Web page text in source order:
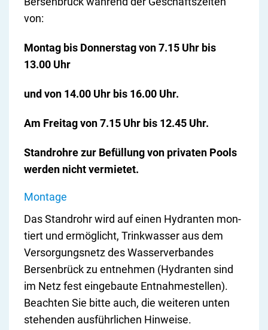
von:
Montag bis Donnerstag von 7.15 Uhr bis
13.00 Uhr
und von 14.00 Uhr bis 16.00 Uhr.
Am Freitag von 7.15 Uhr bis 12.45 Uhr.
Standrohre zur Befüllung von privaten Pools
werden nicht vermietet.
Montage
Das Stan­d­rohr wird auf ei­nen Hy­dran­ten mon­
tiert und er­mög­licht, Trink­was­ser aus dem
Ver­sor­gungs­netz des Wasserverbandes
Bersenbrück zu ent­neh­men (Hy­dran­ten sind
im Netz fest ein­ge­bau­te Ent­nah­me­stel­len).
Beachten Sie bitte auch, die weiteren unten
stehenden ausführlichen Hinweise.